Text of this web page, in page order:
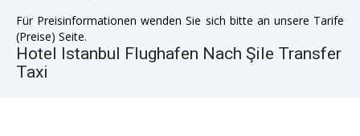
Für Preisinformationen wenden Sie sich bitte an unsere Tarife
(Preise) Seite.
Hotel Istanbul Flughafen Nach Şile Transfer
Taxi